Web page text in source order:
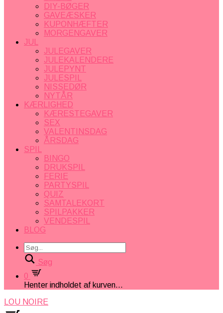
DIY-BØGER
GAVEÆSKER
KUPONHÆFTER
MORGENGAVER
JUL
JULEGAVER
JULEKALENDERE
JULEPYNT
JULESPIL
NISSEDØR
NYTÅR
KÆRLIGHED
KÆRESTEGAVER
SEX
VALENTINSDAG
ÅRSDAG
SPIL
BINGO
DRUKSPIL
FERIE
PARTYSPIL
QUIZ
SAMTALEKORT
SPILPAKKER
VENDESPIL
BLOG
Søg
0
Henter indholdet af kurven...
LOU NOIRE